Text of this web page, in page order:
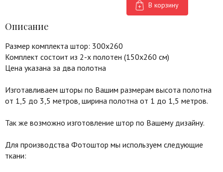
В корзину
Описание
Размер комплекта штор: 300х260
Комплект состоит из 2-х полотен (150х260 см)
Цена указана за два полотна
Изготавливаем шторы по Вашим размерам высота полотна
от 1,5 до 3,5 метров, ширина полотна от 1 до 1,5 метров.
Так же возможно изготовление штор по Вашему дизайну.
Для производства Фотоштор мы используем следующие
ткани: